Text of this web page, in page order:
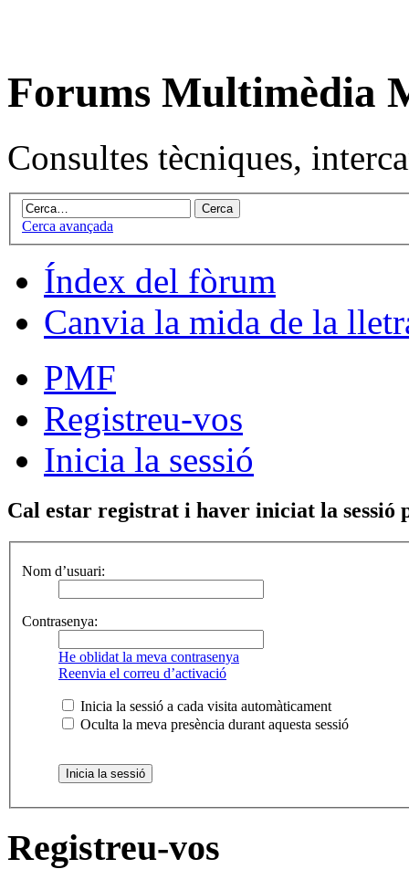
Forums Multimèdia
Consultes tècniques,
Cerca avançada
Índex del fòrum
Canvia la mida de la
PMF
Registreu-vos
Inicia la sessió
Cal estar registrat i haver iniciat la
Nom d’usuari:
Contrasenya:
He oblidat la meva contrasenya
Reenvia el correu d’activació
Inicia la sessió a cada visita automàticament
Oculta la meva presència durant aquesta sessió
Registreu-vos